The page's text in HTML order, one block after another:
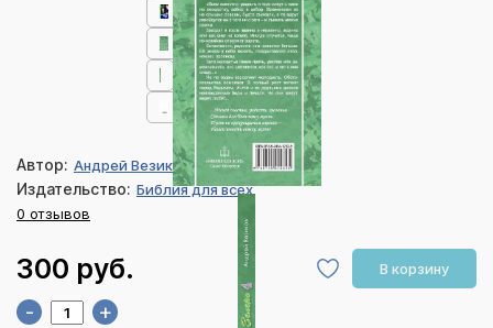
Автор: Андрей Везиков
Издательство: Библия для всех
0 отзывов
300 руб. В корзину
- +